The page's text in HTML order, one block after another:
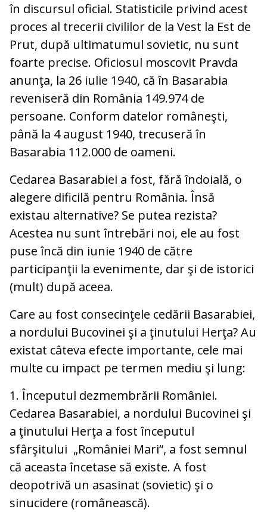
în discursul oficial. Statisticile privind acest
proces al trecerii civililor de la Vest la Est de
Prut, după ultimatumul sovietic, nu sunt
foarte precise. Oficiosul moscovit Pravda
anunţa, la 26 iulie 1940, că în Basarabia
reveniseră din România 149.974 de
persoane. Conform datelor româneşti,
până la 4 august 1940, trecuseră în
Basarabia 112.000 de oameni.
Cedarea Basarabiei a fost, fără îndoială, o
alegere dificilă pentru România. Însă
existau alternative? Se putea rezista?
Acestea nu sunt întrebări noi, ele au fost
puse încă din iunie 1940 de către
participanţii la evenimente, dar şi de istorici
(mult) după aceea.
Care au fost consecinţele cedării Basarabiei,
a nordului Bucovinei şi a ţinutului Herţa? Au
existat câteva efecte importante, cele mai
multe cu impact pe termen mediu şi lung:
1. Începutul dezmembrării României.
Cedarea Basarabiei, a nordului Bucovinei şi
a ţinutului Herţa a fost începutul
sfârşitului „României Mari“, a fost semnul
că aceasta încetase să existe. A fost
deopotrivă un asasinat (sovietic) şi o
sinucidere (românească).